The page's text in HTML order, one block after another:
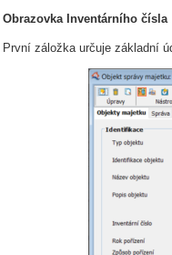
Obrazovka Inventárního čísla
První záložka určuje základní